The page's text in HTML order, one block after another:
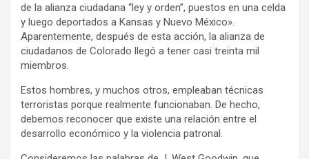
de la alianza ciudadana ‘‘ley y orden’’, puestos en una celda
y luego deportados a Kansas y Nuevo México».
Aparentemente, después de esta acción, la alianza de
ciudadanos de Colorado llegó a tener casi treinta mil
miembros.
Estos hombres, y muchos otros, empleaban técnicas
terroristas porque realmente funcionaban. De hecho,
debemos reconocer que existe una relación entre el
desarrollo económico y la violencia patronal.